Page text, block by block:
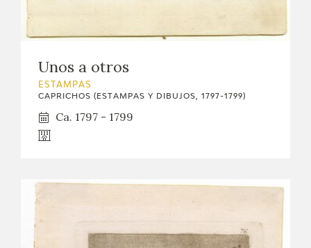
Unos a otros
ESTAMPAS
CAPRICHOS (ESTAMPAS Y DIBUJOS, 1797-1799)
Ca. 1797 - 1799